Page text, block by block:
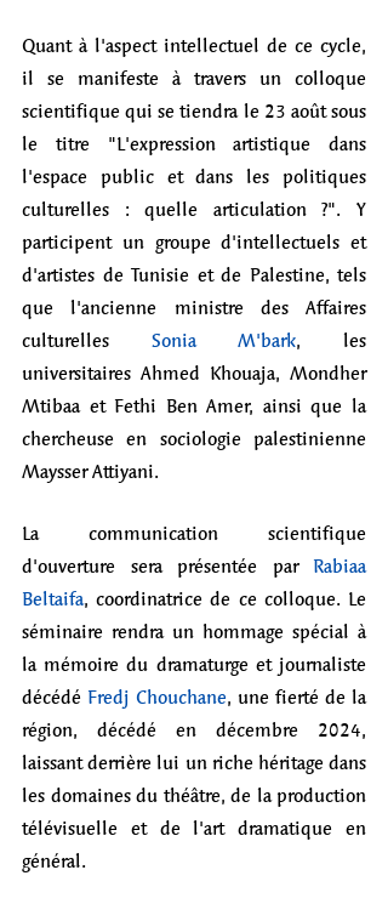
Quant à l'aspect intellectuel de ce cycle,
il se manifeste à travers un colloque
scientifique qui se tiendra le 23 août sous
le titre "L'expression artistique dans
l'espace public et dans les politiques
culturelles : quelle articulation ?". Y
participent un groupe d'intellectuels et
d'artistes de Tunisie et de Palestine, tels
que l'ancienne ministre des Affaires
culturelles Sonia M'bark, les
universitaires Ahmed Khouaja, Mondher
Mtibaa et Fethi Ben Amer, ainsi que la
chercheuse en sociologie palestinienne
Maysser Attiyani.
La communication scientifique
d'ouverture sera présentée par Rabiaa
Beltaifa, coordinatrice de ce colloque. Le
séminaire rendra un hommage spécial à
la mémoire du dramaturge et journaliste
décédé Fredj Chouchane, une fierté de la
région, décédé en décembre 2024,
laissant derrière lui un riche héritage dans
les domaines du théâtre, de la production
télévisuelle et de l'art dramatique en
général.